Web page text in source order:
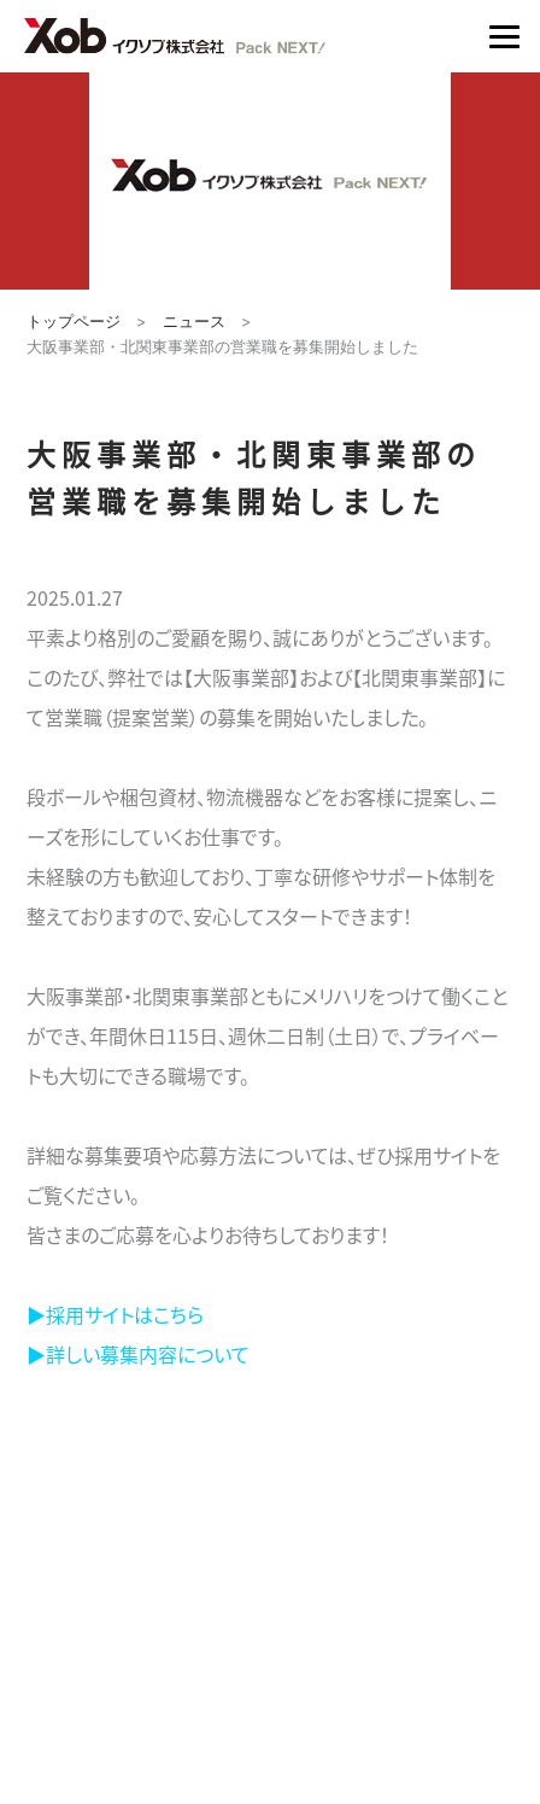
トップページ > ニュース
>
大阪事業部・北関東事業部の営業職を募集開始しました
大阪事業部・北関東事業部の
営業職を募集開始しました
2025.01.27
平素より格別のご愛顧を賜り、誠にありがとうございます。
このたび、弊社では【大阪事業部】および【北関東事業部】に
て営業職（提案営業）の募集を開始いたしました。
段ボールや梱包資材、物流機器などをお客様に提案し、ニ
ーズを形にしていくお仕事です。
未経験の方も歓迎しており、丁寧な研修やサポート体制を
整えておりますので、安心してスタートできます！
大阪事業部・北関東事業部ともにメリハリをつけて働くこと
ができ、年間休日115日、週休二日制（土日）で、プライベー
トも大切にできる職場です。
詳細な募集要項や応募方法については、ぜひ採用サイトを
ご覧ください。
皆さまのご応募を心よりお待ちしております！
▶採用サイトはこちら
▶詳しい募集内容について